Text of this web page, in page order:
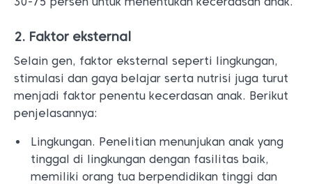
2. Faktor eksternal
Selain gen, faktor eksternal seperti lingkungan,
stimulasi dan gaya belajar serta nutrisi juga turut
menjadi faktor penentu kecerdasan anak. Berikut
penjelasannya:
Lingkungan. Penelitian menunjukan anak yang
tinggal di lingkungan dengan fasilitas baik,
memiliki orang tua berpendidikan tinggi dan